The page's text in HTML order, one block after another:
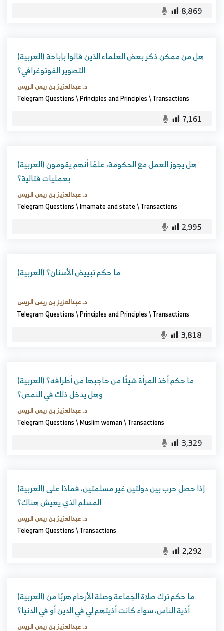
8,869
(العربية) هل من ممكن ذكر بعض العلماء الذين قالوا بإباحة
التصوير الفوتوغرافي؟
د. عبدالعزيز بن ريس الريس
Telegram Questions\Principles and Principles\Transactions
7,161
(العربية) هل يجوز العمل مع الحكومة، علمًا أنهم يقومون
بعمليات قتالية؟
د. عبدالعزيز بن ريس الريس
Telegram Questions\Imamate and state\Transactions
2,995
(العربية) ما حكم تبييض الأسنان؟
د. عبدالعزيز بن ريس الريس
Telegram Questions\Principles and Principles\Transactions
3,818
(العربية) ما حكم أخذ المرأة شيئًا من حاجبها من أطرافه؟
وهل يدخل ذلك في النمص؟
د. عبدالعزيز بن ريس الريس
Telegram Questions\Muslim woman\Transactions
3,329
(العربية) إذا حصل حرب بين دولتين غير مسلمتين، فماذا على
المسلم الذي يعيش هناك؟
د. عبدالعزيز بن ريس الريس
Telegram Questions\Transactions
2,292
(العربية) ما حكم ترك صلاة الجماعة وصلة الأرحام هربًا من
أذية الناس، سواء كانت أذيتهم لي في الدين أو في الدنيا؟
د. عبدالعزيز بن ريس الريس